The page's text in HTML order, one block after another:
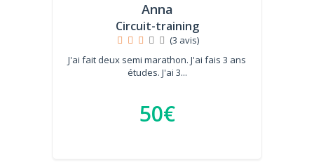
Anna
Circuit-training
(3 avis)
J'ai fait deux semi marathon. J'ai fais 3 ans
études. J'ai 3...
50€